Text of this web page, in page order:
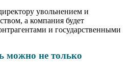
увольнением и
а компания будет
и государственными
можно не только